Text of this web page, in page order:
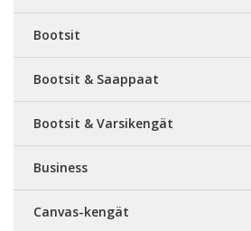
Bootsit
Bootsit & Saappaat
Bootsit & Varsikengät
Business
Canvas-kengät